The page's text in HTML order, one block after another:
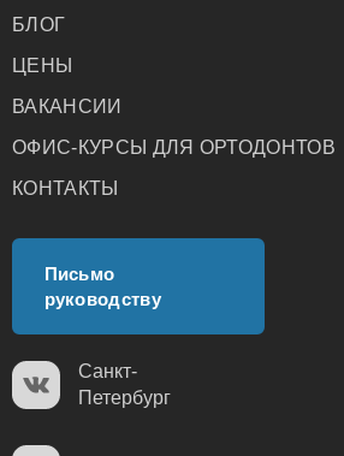
БЛОГ
ЦЕНЫ
ВАКАНСИИ
ОФИС-КУРСЫ ДЛЯ ОРТОДОНТОВ
КОНТАКТЫ
Письмо
руководству
Санкт-
Петербург